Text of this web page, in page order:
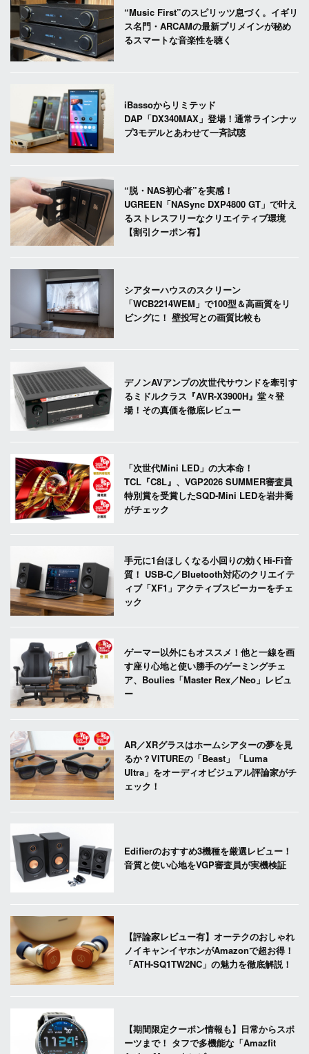
“Music First”のスピリッツ息づく。イギリ
ス名門・ARCAMの最新プリメインが秘め
るスマートな音楽性を聴く
iBassoからリミテッド
DAP「DX340MAX」登場！通常ラインナッ
プ3モデルとあわせて一斉試聴
“脱・NAS初心者”を実感！
UGREEN「NASync DXP4800 GT」で叶え
るストレスフリーなクリエイティブ環境
【割引クーポン有】
シアターハウスのスクリーン
「WCB2214WEM」で100型＆高画質をリ
ビングに！ 壁投写との画質比較も
デノンAVアンプの次世代サウンドを牽引す
るミドルクラス『AVR-X3900H』堂々登
場！その真価を徹底レビュー
「次世代Mini LED」の大本命！
TCL『C8L』、VGP2026 SUMMER審査員
特別賞を受賞したSQD-Mini LEDを岩井喬
がチェック
手元に1台ほしくなる小回りの効くHi-Fi音
質！ USB-C／Bluetooth対応のクリエイテ
ィブ「XF1」アクティブスピーカーをチェ
ック
ゲーマー以外にもオススメ！他と一線を画
す座り心地と使い勝手のゲーミングチェ
ア、Boulies「Master Rex／Neo」レビュ
ー
AR／XRグラスはホームシアターの夢を見
るか？VITUREの「Beast」「Luma
Ultra」をオーディオビジュアル評論家がチ
ェック！
Edifierのおすすめ3機種を厳選レビュー！
音質と使い心地をVGP審査員が実機検証
【評論家レビュー有】オーテクのおしゃれ
ノイキャンイヤホンがAmazonで超お得！
「ATH-SQ1TW2NC」の魅力を徹底解説！
【期間限定クーポン情報も】日常からスポ
ーツまで！ タフで多機能な「Amazfit